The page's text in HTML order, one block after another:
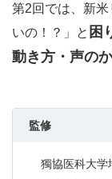
第2回では、新
いの！？」と 困
動き方・声の
監修
獨協医科大学